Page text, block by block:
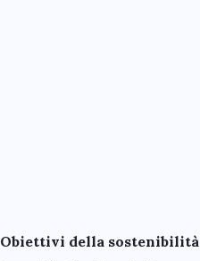
Obiettivi della sostenibilità